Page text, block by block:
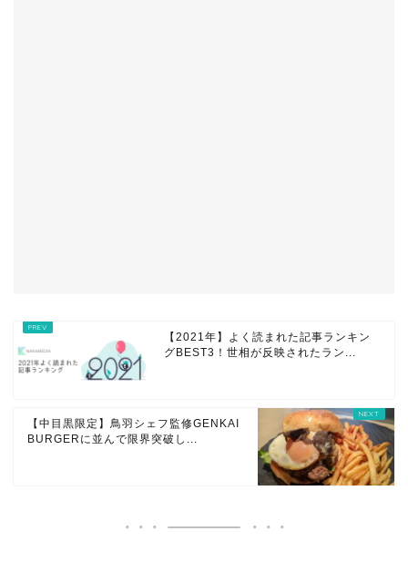
【2021年】よく読まれた記事ランキン
グBEST3！世相が反映されたラン...
【中目黒限定】鳥羽シェフ監修GENKAI
BURGERに並んで限界突破し...